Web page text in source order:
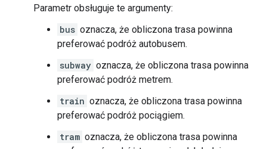
Parametr obsługuje te argumenty:
bus oznacza, że obliczona trasa powinna
preferować podróż autobusem.
subway oznacza, że obliczona trasa powinna
preferować podróż metrem.
train oznacza, że obliczona trasa powinna
preferować podróż pociągiem.
tram oznacza, że obliczona trasa powinna